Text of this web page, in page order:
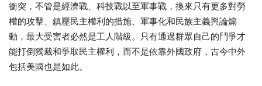
衝突，不管是經濟戰、科技戰以至軍事戰， 換來只有更多對勞
權的攻擊、鎮壓民主權利的措施、 軍事化和民族主義輿論煽
動，最大受害者必然是工人階級。
只有通過群眾自己的鬥爭才
能打倒獨裁和爭取民主權利， 而不是依靠外國政府，古今中外
包括美國也是如此。